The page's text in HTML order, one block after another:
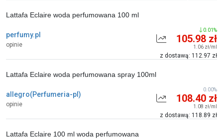
perfumy.pl
opinie
Lattafa Eclaire woda perfumowana 100 ml
105.98 zł
1.06 zł/ml
z dostawą: 112.97 zł
0.01%
allegro(Perfumeria-pl)
opinie
Lattafa Eclaire woda perfumowana spray 100ml
108.40 zł
1.08 zł/ml
z dostawą: 118.89 zł
0.00%
Lattafa Eclaire 100 ml woda perfumowana